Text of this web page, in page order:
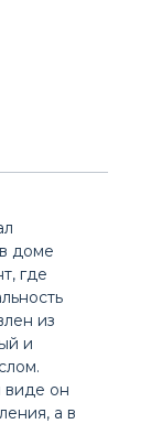
доме
где
из
и
виде он
а в